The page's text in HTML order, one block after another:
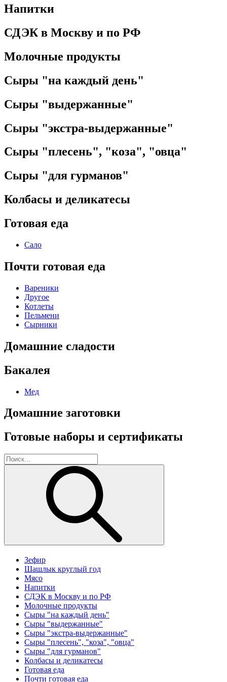
Напитки
СДЭК в Москву и по РФ
Молочные продукты
Сыры "на каждый день"
Сыры "выдержанные"
Сыры "экстра-выдержанные"
Сыры "плесень", "коза", "овца"
Сыры "для гурманов"
Колбасы и деликатесы
Готовая еда
Сало
Почти готовая еда
Вареники
Другое
Котлеты
Пельмени
Сырники
Домашние сладости
Бакалея
Мед
Домашние заготовки
Готовые наборы и сертификаты
Зефир
Шашлык круглый год
Мясо
Напитки
СДЭК в Москву и по РФ
Молочные продукты
Сыры "на каждый день"
Сыры "выдержанные"
Сыры "экстра-выдержанные"
Сыры "плесень", "коза", "овца"
Сыры "для гурманов"
Колбасы и деликатесы
Готовая еда
Почти готовая еда